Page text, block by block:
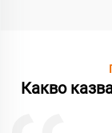
Какво